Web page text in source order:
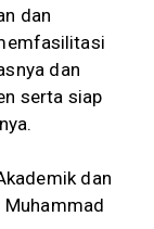
dan
dan
serta siap
dan
Muhammad